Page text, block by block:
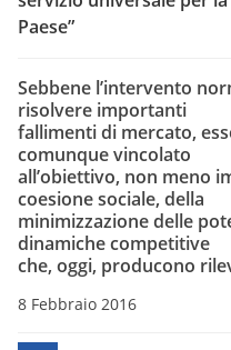
Paese”
Sebbene l’intervento
risolvere importanti
fallimenti di mercato,
comunque vincolato
all’obiettivo, non meno
coesione sociale, della
minimizzazione delle
dinamiche competitive
che, oggi, producono
8 Febbraio 2016